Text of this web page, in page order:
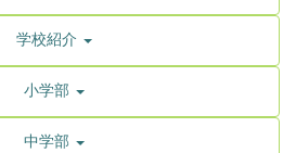
学校紹介
小学部
中学部